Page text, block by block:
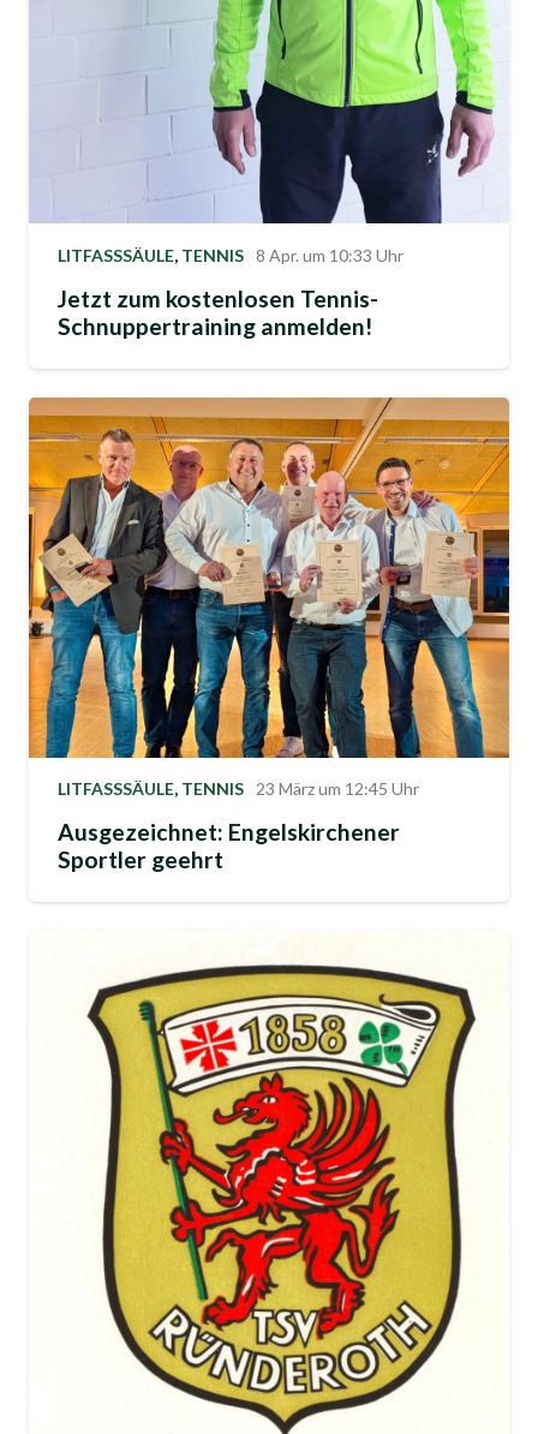
LITFASSSÄULE, TENNIS 8 Apr. um 10:33 Uhr
Jetzt zum kostenlosen Tennis-
Schnuppertraining anmelden!
LITFASSSÄULE, TENNIS 23 März um 12:45 Uhr
Ausgezeichnet: Engelskirchener
Sportler geehrt